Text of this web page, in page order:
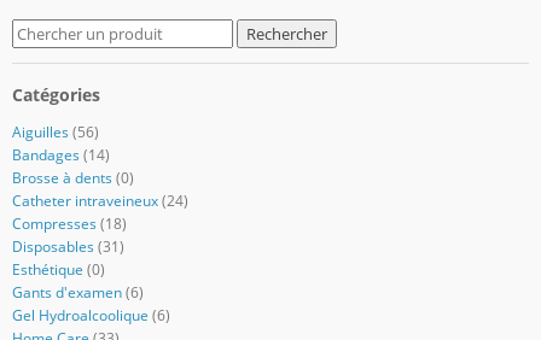
Search
for:
Catégories
Aiguilles (56)
Bandages (14)
Brosse à dents (0)
Catheter intraveineux (24)
Compresses (18)
Disposables (31)
Esthétique (0)
Gants d'examen (6)
Gel Hydroalcoolique (6)